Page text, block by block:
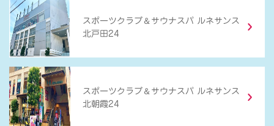
スポーツクラブ ＆ サウナスパ ルネサンス
北戸田24
スポーツクラブ ＆ サウナスパ ルネサンス
北朝霞24